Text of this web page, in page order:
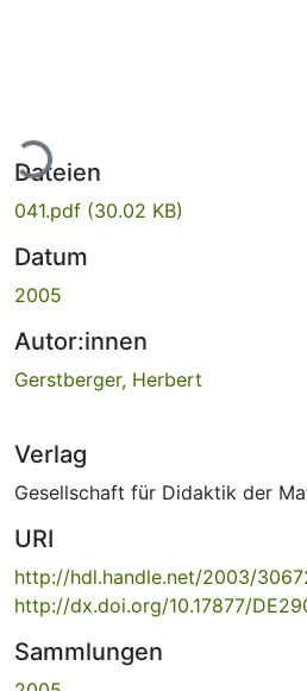
Dateien
041.pdf (30.02 KB)
Datum
2005
Autor:innen
Gerstberger, Herbert
Verlag
Gesellschaft für Didaktik der
URI
http://hdl.handle.net/2003/
http://dx.doi.org/10.17877/
Sammlungen